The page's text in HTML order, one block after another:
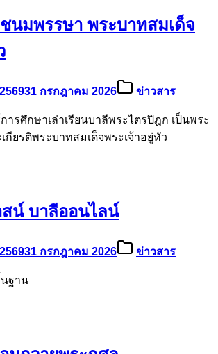
นมพรรษา พระบาทสมเด็จ
31 กรกฎาคม 2026 ข่าวสาร
ารศึกษาเล่าเรียนบาลีพระไตรปิฎก เป็นพระ
กียรติพระบาทสมเด็จพระเจ้าอยู่หัว
น์ บาลีออนไลน์
31 กรกฎาคม 2026 ข่าวสาร
ฐาน